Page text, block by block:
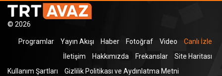
© 2026
Programlar Yayın Akışı Haber Fotoğraf Video
Canlı İzle
İletişim
Hakkımızda Frekanslar
Site Haritası
Kullanım Şartları
Gizlilik Politikası ve Aydınlatma Metni